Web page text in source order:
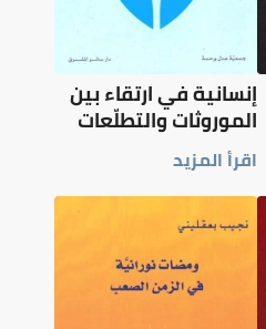
إنسانية في ارتقاء بين
الموروثات والتطلّعات
اقرأ المزيد